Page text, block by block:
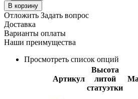
В корзину
Отложить Задать вопрос
Доставка
Варианты оплаты
Наши преимущества
Просмотреть список опций
Артикул
Высота
литой
статуэтки